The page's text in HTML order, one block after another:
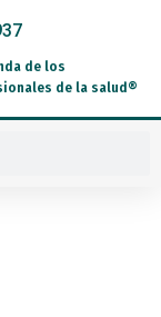
de los
de la salud®